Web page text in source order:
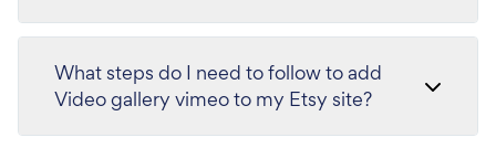
What steps do I need to follow to add
Video gallery vimeo to my Etsy site?